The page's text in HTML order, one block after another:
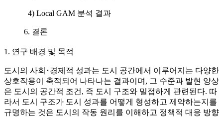
4) Local GAM 분석 결과
6. 결론
1. 연구 배경 및 목적
도시의 사회･경제적 성과는 도시 공간에서 이루어지는 다양한
상호작용이 축적되어 나타나는 결과이며, 그 수준과 발현 양상
은 도시의 공간적 조건, 즉 도시 구조와 밀접하게 관련된다. 따
라서 도시 구조가 도시 성과를 어떻게 형성하고 제약하는지를
규명하는 것은 도시의 작동 원리를 이해하고 정책적 대응 방향